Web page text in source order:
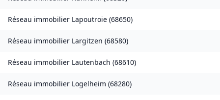
Réseau immobilier Lapoutroie (68650)
Réseau immobilier Largitzen (68580)
Réseau immobilier Lautenbach (68610)
Réseau immobilier Logelheim (68280)